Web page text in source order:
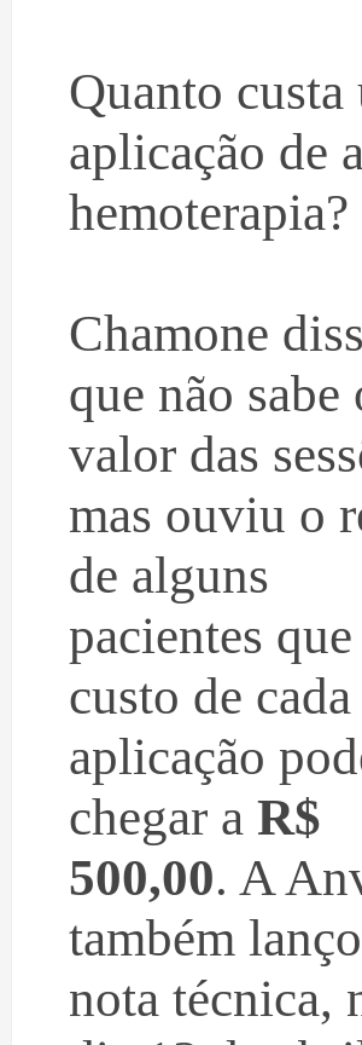
Quanto custa
aplicação de
hemoterapia?
Chamone
que não sabe
valor das
mas ouviu o
de alguns
pacientes
custo de cada
aplicação
chegar a R$
500,00. A
também
nota técnica,